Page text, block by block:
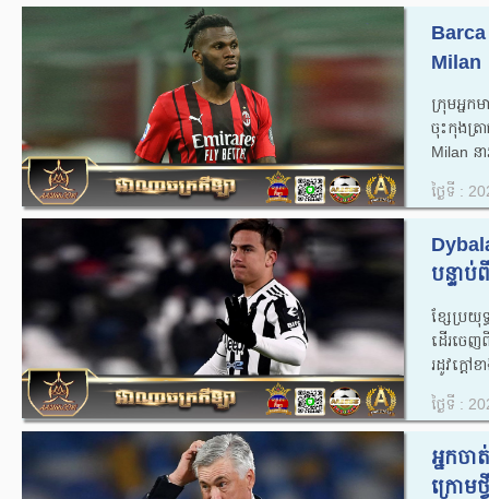
Barca
Milan
ក្រុមអ្នក
ចុះកុងត្រ
Milan ន
ថ្ងៃទី :
បន្ទា
ខ្សែប្រយុ
ដើរចេញ
រដូវក្តៅ
ថ្ងៃទី :
អ្នកច
ក្រោម